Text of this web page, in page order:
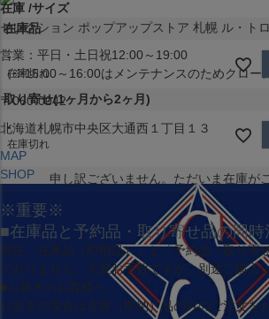
セレクション ポップアップストア 札幌 ル・ト
営業：平日・土日祝12:00～19:00
（※15:00～16:00はメンテナンスのためクロー
〒060-0042
北海道札幌市中央区大通西１丁目１３
MAP
SHOP
在庫 サイズ
在庫品
-
在庫切れ
取り寄せ(1ヶ月から2ヶ月)
-
在庫切れ
申し訳ございません。ただいま在庫が
※重要※
■在庫品と予約品・取り寄せ品の同
現在 「在庫品（即納品）」と「予約品・取り寄
ておりません。大変お手数ですが、別途ご購入
■お急ぎのお客様へ
お急ぎの場合は 在庫（即納）品のみのご注文を